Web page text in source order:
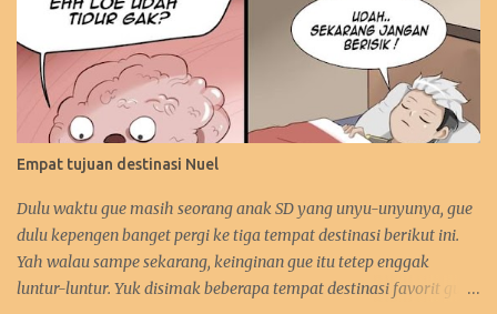
Empat tujuan destinasi Nuel
Dulu waktu gue masih seorang anak SD yang unyu-unyunya, gue
dulu kepengen banget pergi ke tiga tempat destinasi berikut ini.
Yah walau sampe sekarang, keinginan gue itu tetep enggak
luntur-luntur. Yuk disimak beberapa tempat destinasi favorit gue.